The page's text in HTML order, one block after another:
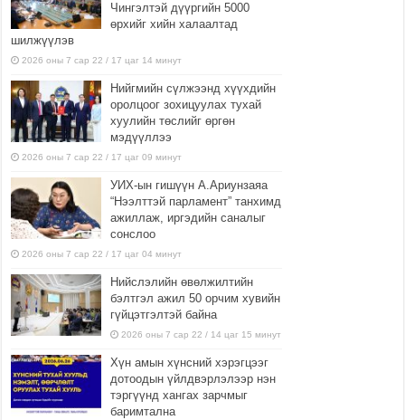
Чингэлтэй дүүргийн 5000
өрхийг хийн халаалтад
шилжүүлэв
2026 оны 7 сар 22 / 17 цаг 14 минут
Нийгмийн сүлжээнд хүүхдийн
оролцоог зохицуулах тухай
хуулийн төслийг өргөн
мэдүүллээ
2026 оны 7 сар 22 / 17 цаг 09 минут
УИХ-ын гишүүн А.Ариунзаяа
“Нээлттэй парламент” танхимд
ажиллаж, иргэдийн саналыг
сонслоо
2026 оны 7 сар 22 / 17 цаг 04 минут
Нийслэлийн өвөлжилтийн
бэлтгэл ажил 50 орчим хувийн
гүйцэтгэлтэй байна
2026 оны 7 сар 22 / 14 цаг 15 минут
Хүн амын хүнсний хэрэгцээг
дотоодын үйлдвэрлэлээр нэн
тэргүүнд хангах зарчмыг
баримтална